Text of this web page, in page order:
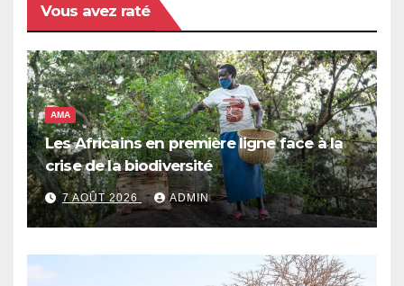
Vous avez raté
AMA
Les Africains en première ligne face à la
crise de la biodiversité
7 AOÛT 2026 ADMIN